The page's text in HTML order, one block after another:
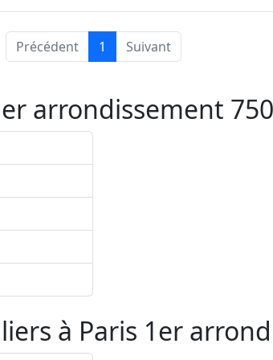
Précédent 1 Suivant
arrondissement
à Paris 1er